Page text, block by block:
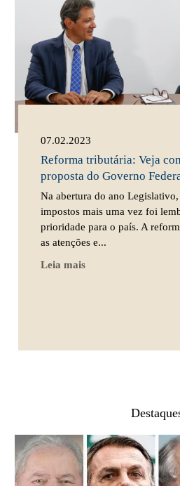
07.02.2023
Reforma tributária: Veja
proposta do Governo
Na abertura do ano
impostos mais uma vez foi
prioridade para o país. A
as atenções e...
Leia mais